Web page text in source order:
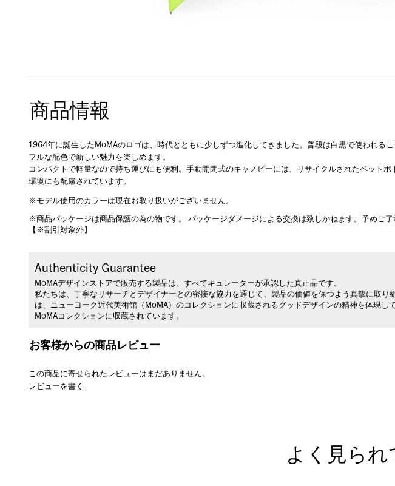
商品情報
1964年に誕生したMoMAのロゴは、時代とともに少しずつ進化してきました。普段は白黒で使われる
フルな配色で新しい魅力を楽しめます。
コンパクトで軽量なので持ち運びにも便利。手動開閉式のキャノピーには、リサイクルされたペットボ
環境にも配慮されています。
※モデル使用のカラーは現在お取り扱いがございません。
※商品パッケージは商品保護の為の物です。 パッケージダメージによる交換は致しかねます。予めご了
【※割引対象外】
Authenticity Guarantee
MoMAデザインストアで販売する製品は、すべてキュレーターが承認した真正品です。
私たちは、丁寧なリサーチとデザイナーとの密接な協力を通じて、製品の価値を保つよう真摯に取り
は、ニューヨーク近代美術館（MoMA）のコレクションに収蔵されるグッドデザインの精神を体現し
MoMAコレクションに収蔵されています。
お客様からの商品レビュー
この商品に寄せられたレビューはまだありません。
レビューを書く
よく見られ